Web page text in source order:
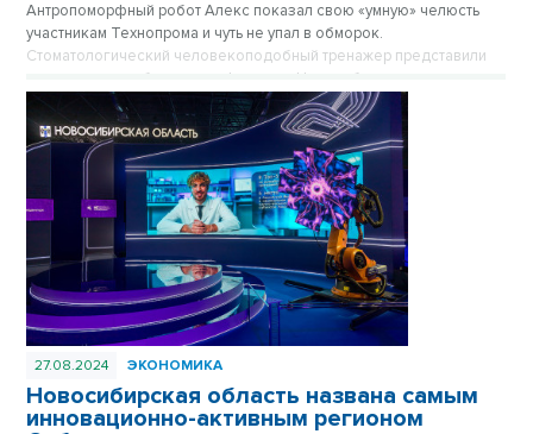
Антропоморфный робот Алекс показал свою «умную» челюсть
участникам Технопрома и чуть не упал в обморок.
Стоматологический человекоподобный тренажер представили
пермские разработчики на форуме в Новосибирске.
27.08.2024 ЭКОНОМИКА
Новосибирская область названа самым
инновационно-активным регионом